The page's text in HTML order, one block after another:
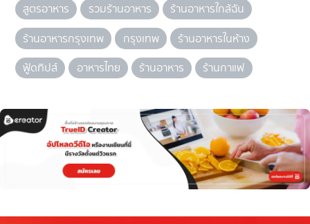
สูตรอาหาร รวมร้านอาหาร
ร้านอาหารใกล้ฉัน
ร้านอาหารกรุงเทพ
กรุงเทพ
ร้านอาหารในห้าง
ฟู้ดทิปส์
อาหารไทย ร้านอาหาร ร้านกาแฟ